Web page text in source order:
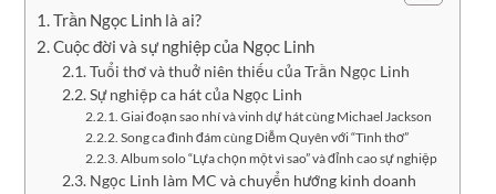
Trần Ngọc Linh là ai?
Cuộc đời và sự nghiệp của Ngọc Linh
Tuổi thơ và thuở niên thiếu của Trần Ngọc Linh
Sự nghiệp ca hát của Ngọc Linh
Giai đoạn sao nhí và vinh dự hát cùng Michael Jackson
Song ca đình đám cùng Diễm Quyên với “Tình thơ”
Album solo “Lựa chọn một vì sao” và đỉnh cao sự nghiệp
Ngọc Linh làm MC và chuyển hướng kinh doanh